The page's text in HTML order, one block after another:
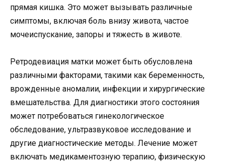
прямая кишка. Это может вызывать различные
симптомы, включая боль внизу живота, частое
мочеиспускание, запоры и тяжесть в животе.
Ретродевиация матки может быть обусловлена
различными факторами, такими как беременность,
врожденные аномалии, инфекции и хирургические
вмешательства. Для диагностики этого состояния
может потребоваться гинекологическое
обследование, ультразвуковое исследование и
другие диагностические методы. Лечение может
включать медикаментозную терапию, физическую